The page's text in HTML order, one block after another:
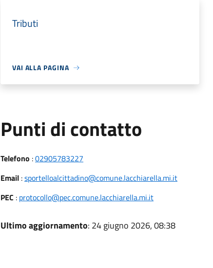
Tributi
VAI ALLA PAGINA
Punti di contatto
Telefono :02905783227
Email:sportelloalcittadino@comune.lacchiarella.mi.it
PEC : protocollo@pec.comune.lacchiarella.mi.it
Ultimo aggiornamento: 24 giugno 2026, 08:38